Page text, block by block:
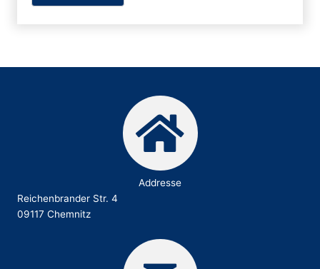
Addresse
Reichenbrander Str. 4
09117 Chemnitz